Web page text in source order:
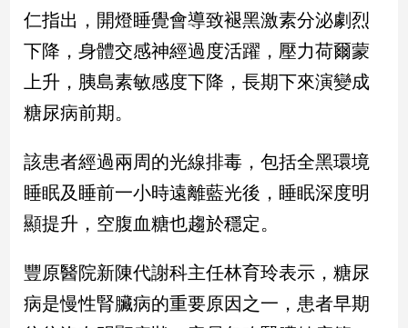
品
觀
點
民
調
會
點
觀
仁指出，開燈睡覺會導致褪黑激素分泌劇烈
下降，身體交感神經過度活躍，壓力荷爾蒙
上升，胰島素敏感度下降，長期下來演變成
糖尿病前期。
該患者經過兩周的光線排毒，包括全黑環境
睡眠及睡前一小時遠離藍光後，睡眠深度明
顯提升，空腹血糖也趨於穩定。
豐原醫院新陳代謝科主任林育玲表示，糖尿
病是慢性腎臟病的重要原因之一，患者早期